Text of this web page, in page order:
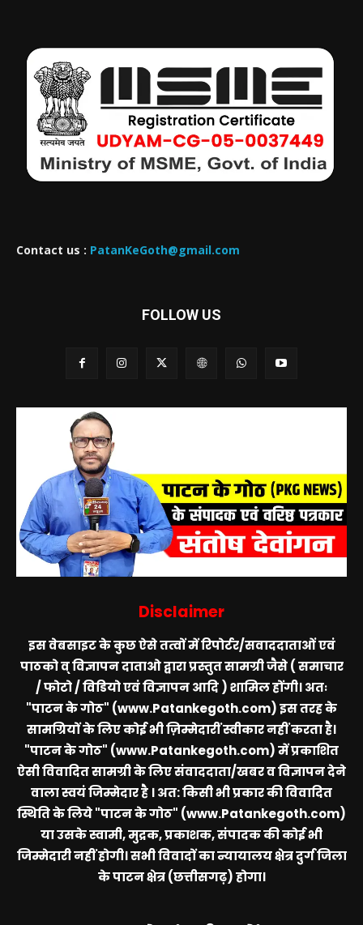
Contact us : PatanKeGoth@gmail.com
FOLLOW US
Disclaimer
इस वेबसाइट के कुछ ऐसे तत्वों में रिपोर्टर/सवाददाताओं एवं
पाठको व् विज्ञापन दाताओ द्वारा प्रस्तुत सामग्री जैसे ( समाचार
/ फोटो / विडियो एवं विज्ञापन आदि ) शामिल होंगी। अतः
"पाटन के गोठ" (www.Patankegoth.com)इस तरह के
सामग्रियों के लिए कोई भी ज़िम्मेदारीं स्वीकार नहीं करता है।
"पाटन के गोठ" (www.Patankegoth.com)में प्रकाशित
ऐसी विवादित सामग्री के लिए संवाददाता/खबर व विज्ञापन देने
वाला स्वयं जिम्मेदार है । अत: किसी भी प्रकार की विवादित
स्थिति के लिये"पाटन के गोठ" (www.Patankegoth.com)
या उसके स्वामी, मुद्रक, प्रकाशक, संपादक की कोई भी
जिम्मेदारी नहीं होगी। सभी विवादों का न्यायालय क्षेत्र दुर्ग जिला
के पाटन क्षेत्र (छत्तीसगढ़) होगा।